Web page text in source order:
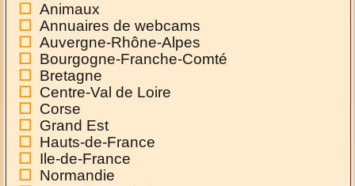
Animaux
Annuaires de webcams
Auvergne-Rhône-Alpes
Bourgogne-Franche-Comté
Bretagne
Centre-Val de Loire
Corse
Grand Est
Hauts-de-France
Ile-de-France
Normandie